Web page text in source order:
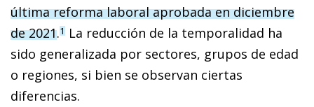
última reforma laboral aprobada en diciembre
de 2021.1 La reducción de la temporalidad ha
sido generalizada por sectores, grupos de edad
o regiones, si bien se observan ciertas
diferencias.